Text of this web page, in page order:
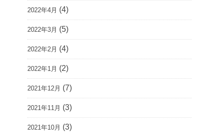
2022年4月 (4)
2022年3月 (5)
2022年2月 (4)
2022年1月 (2)
2021年12月 (7)
2021年11月 (3)
2021年10月 (3)